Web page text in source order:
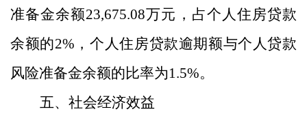
准备金余额23,675.08万元，占个人住房贷款
余额的2% ，个人住房贷款逾期额与个人贷款
风险准备金余额的比率为1.5%。
五、社会经济效益